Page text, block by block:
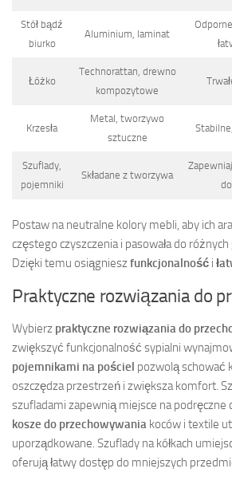
Stół bądź
biurko
Aluminium, laminat
Łóżko
Technorattan, drewno
kompozytowe
Krzesła
Metal, tworzywo
sztuczne
Szuflady,
pojemniki
Składane z tworzywa
Postaw na neutralne kolory mebli, aby ich
częstego czyszczenia i pasowała do
Dzięki temu osiągnieszfunkcjonalność i
Praktyczne rozwiązania do
Wybierz praktyczne rozwiązania do
zwiększyć funkcjonalność sypialni
pojemnikami na pościel pozwolą schować
oszczędza przestrzeń i zwiększa komfort.
szufladami zapewnią miejsce na podręczne
kosze do przechowywania koców i textile
uporządkowane. Szuflady na kółkach
oferują łatwy dostęp do mniejszych